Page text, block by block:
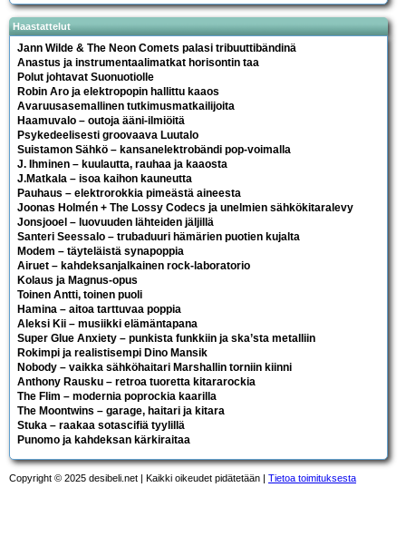
Haastattelut
Jann Wilde & The Neon Comets palasi tribuuttibändinä
Anastus ja instrumentaalimatkat horisontin taa
Polut johtavat Suonuotiolle
Robin Aro ja elektropopin hallittu kaaos
Avaruusasemallinen tutkimusmatkailijoita
Haamuvalo – outoja ääni-ilmiöitä
Psykedeelisesti groovaava Luutalo
Suistamon Sähkö – kansanelektrobändi pop-voimalla
J. Ihminen – kuulautta, rauhaa ja kaaosta
J.Matkala – isoa kaihon kauneutta
Pauhaus – elektrorokkia pimeästä aineesta
Joonas Holmén + The Lossy Codecs ja unelmien sähkökitaralevy
Jonsjooel – luovuuden lähteiden jäljillä
Santeri Seessalo – trubaduuri hämärien puotien kujalta
Modem – täyteläistä synapoppia
Airuet – kahdeksanjalkainen rock-laboratorio
Kolaus ja Magnus-opus
Toinen Antti, toinen puoli
Hamina – aitoa tarttuvaa poppia
Aleksi Kii – musiikki elämäntapana
Super Glue Anxiety – punkista funkkiin ja ska’sta metalliin
Rokimpi ja realistisempi Dino Mansik
Nobody – vaikka sähköhaitari Marshallin torniin kiinni
Anthony Rausku – retroa tuoretta kitararockia
The Flim – modernia poprockia kaarilla
The Moontwins – garage, haitari ja kitara
Stuka – raakaa sotascifiä tyylillä
Punomo ja kahdeksan kärkiraitaa
Copyright © 2025 desibeli.net | Kaikki oikeudet pidätetään | Tietoa toimituksesta